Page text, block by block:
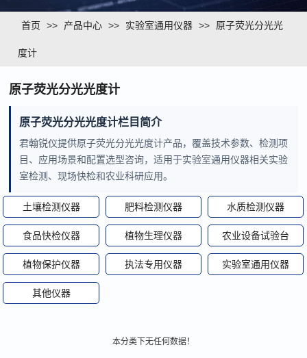
首页 >> 产品中心 >> 实验室通用仪器 >> 原子荧光分光光
度计
原子荧光分光光度计
原子荧光分光光度计栏目简介
君翰锐仪提供原子荧光分光光度计产品，覆盖技术参数、检测项
目、应用场景和配置选型咨询，适用于实验室通用仪器相关实验
室检测、现场快检和农业科研应用。
土壤检测仪器 肥料检测仪器 水质检测仪器
食品快检仪器 植物生理仪器 农业设备试验台
植物保护仪器 执法专用仪器 实验室通用仪器
其他仪器
本分类下无任何数据！